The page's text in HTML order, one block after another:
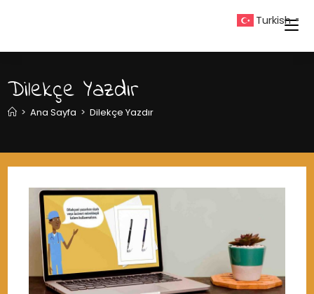
Dilekçe Yazdır
> Ana Sayfa > Dilekçe Yazdır
Turkish ▼